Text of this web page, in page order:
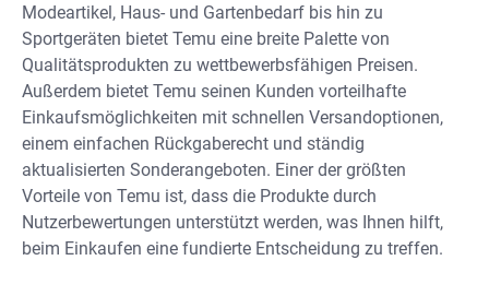
Modeartikel, Haus- und Gartenbedarf bis hin zu
Sportgeräten bietet Temu eine breite Palette von
Qualitätsprodukten zu wettbewerbsfähigen Preisen.
Außerdem bietet Temu seinen Kunden vorteilhafte
Einkaufsmöglichkeiten mit schnellen Versandoptionen,
einem einfachen Rückgaberecht und ständig
aktualisierten Sonderangeboten. Einer der größten
Vorteile von Temu ist, dass die Produkte durch
Nutzerbewertungen unterstützt werden, was Ihnen hilft,
beim Einkaufen eine fundierte Entscheidung zu treffen.